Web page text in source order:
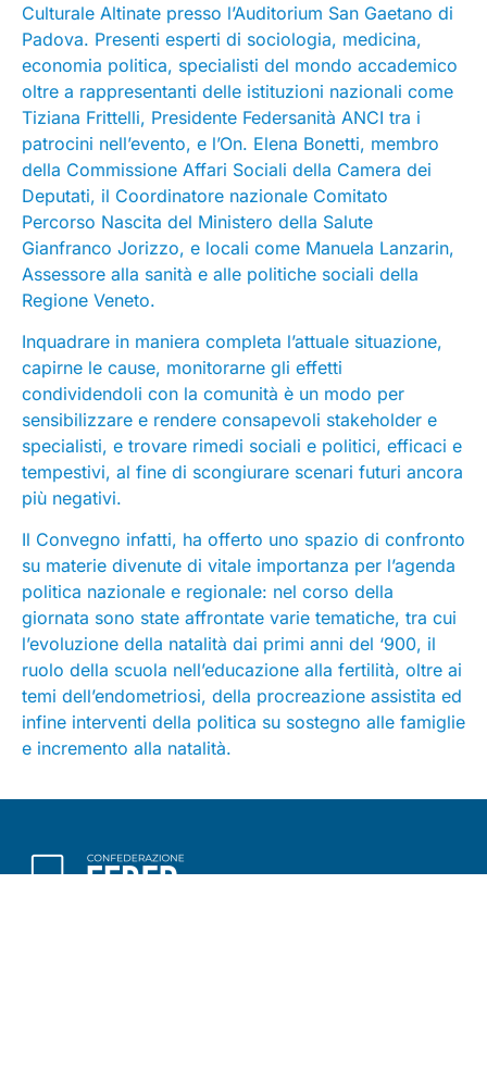
Culturale Altinate presso l’Auditorium San Gaetano di
Padova. Presenti esperti di sociologia, medicina,
economia politica, specialisti del mondo accademico
oltre a rappresentanti delle istituzioni nazionali come
Tiziana Frittelli, Presidente Federsanità ANCI tra i
patrocini nell’evento, e l’On. Elena Bonetti, membro
della Commissione Affari Sociali della Camera dei
Deputati, il Coordinatore nazionale Comitato
Percorso Nascita del Ministero della Salute
Gianfranco Jorizzo, e locali come Manuela Lanzarin,
Assessore alla sanità e alle politiche sociali della
Regione Veneto.
Inquadrare in maniera completa l’attuale situazione,
capirne le cause, monitorarne gli effetti
condividendoli con la comunità è un modo per
sensibilizzare e rendere consapevoli stakeholder e
specialisti, e trovare rimedi sociali e politici, efficaci e
tempestivi, al fine di scongiurare scenari futuri ancora
più negativi.
Il Convegno infatti, ha offerto uno spazio di confronto
su materie divenute di vitale importanza per l’agenda
politica nazionale e regionale: nel corso della
giornata sono state affrontate varie tematiche, tra cui
l’evoluzione della natalità dai primi anni del ‘900, il
ruolo della scuola nell’educazione alla fertilità, oltre ai
temi dell’endometriosi, della procreazione assistita ed
infine interventi della politica su sostegno alle famiglie
e incremento alla natalità.